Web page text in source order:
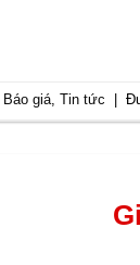
Báo giá,Tin tức